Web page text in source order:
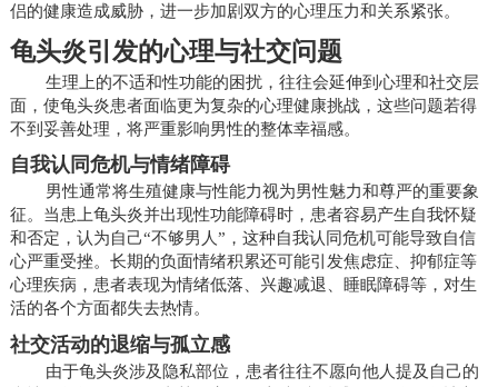
侣的健康造成威胁，进一步加剧双方的心理压力和关系紧张。
龟头炎引发的心理与社交问题
生理上的不适和性功能的困扰，往往会延伸到心理和社交层
面，使龟头炎患者面临更为复杂的心理健康挑战，这些问题若得
不到妥善处理，将严重影响男性的整体幸福感。
自我认同危机与情绪障碍
男性通常将生殖健康与性能力视为男性魅力和尊严的重要象
征。当患上龟头炎并出现性功能障碍时，患者容易产生自我怀疑
和否定，认为自己“不够男人”，这种自我认同危机可能导致自信
心严重受挫。长期的负面情绪积累还可能引发焦虑症、抑郁症等
心理疾病，患者表现为情绪低落、兴趣减退、睡眠障碍等，对生
活的各个方面都失去热情。
社交活动的退缩与孤立感
由于龟头炎涉及隐私部位，患者往往不愿向他人提及自己的